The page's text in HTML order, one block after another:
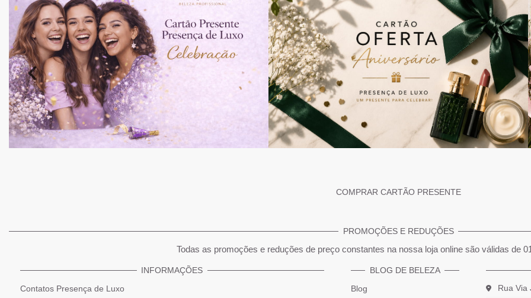
COMPRAR CARTÃO PRESENTE
PROMOÇÕES E REDUÇÕES
Todas as promoções e reduções de preço constantes na nossa loja online são válidas de
INFORMAÇÕES
Contatos Presença de Luxo
BLOG DE BELEZA
Blog
Rua Via